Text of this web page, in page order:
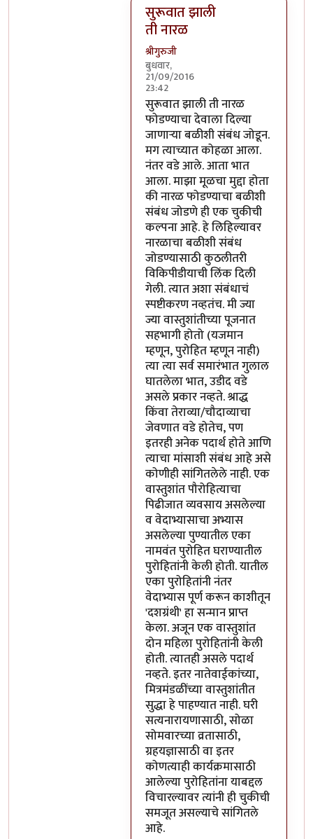
सुरूवात झाली
ती नारळ
श्रीगुरुजी
बुधवार,
21/09/2016
23:42
In reply to@नारळ फोडण्याचा
सुरूवात झाली ती नारळ
फोडण्याचा देवाला दिल्या
जाणार्‍या बळीशी संबंध जोडून.
मग त्याच्यात कोहळा आला.
नंतर वडे आले. आता भात
आला. माझा मूळचा मुद्दा होता
की नारळ फोडण्याचा बळीशी
संबंध जोडणे ही एक चुकीची
कल्पना आहे. हे लिहिल्यावर
नारळाचा बळीशी संबंध
जोडण्यासाठी कुठलीतरी
विकिपीडीयाची लिंक दिली
गेली. त्यात अशा संबंधाचं
स्पष्टीकरण नव्हतंच. मी ज्या
ज्या वास्तुशांतीच्या पूजनात
सहभागी होतो (यजमान
म्हणून, पुरोहित म्हणून नाही)
त्या त्या सर्व समारंभात गुलाल
घातलेला भात, उडीद वडे
असले प्रकार नव्हते. श्राद्ध
किंवा तेराव्या/चौदाव्याचा
जेवणात वडे होतेच, पण
इतरही अनेक पदार्थ होते आणि
त्याचा मांसाशी संबंध आहे असे
कोणीही सांगितलेले नाही. एक
वास्तुशांत पौरोहित्याचा
पिढीजात व्यवसाय असलेल्या
व वेदाभ्यासाचा अभ्यास
असलेल्या पुण्यातील एका
नामवंत पुरोहित घराण्यातील
पुरोहितांनी केली होती. यातील
एका पुरोहितांनी नंतर
वेदाभ्यास पूर्ण करून काशीतून
'दशग्रंथी' हा सन्मान प्राप्त
केला. अजून एक वास्तुशांत
दोन महिला पुरोहितांनी केली
होती. त्यातही असले पदार्थ
नव्हते. इतर नातेवाईकांच्या,
मित्रमंडळींच्या वास्तुशांतीत
सुद्धा हे पाहण्यात नाही. घरी
सत्यनारायणासाठी, सोळा
सोमवारच्या व्रतासाठी,
ग्रहयज्ञासाठी वा इतर
कोणत्याही कार्यक्रमासाठी
आलेल्या पुरोहितांना याबद्दल
विचारल्यावर त्यांनी ही चुकीची
समजूत असल्याचे सांगितले
आहे.